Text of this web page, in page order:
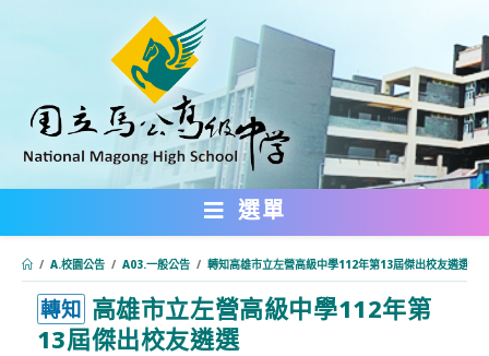
內
選單
/ A.校園公告 / A03.一般公告 / 轉知高雄市立左營高級中學112年第13屆傑出校友遴選
轉知 高雄市立左營高級中學112年第
13屆傑出校友遴選